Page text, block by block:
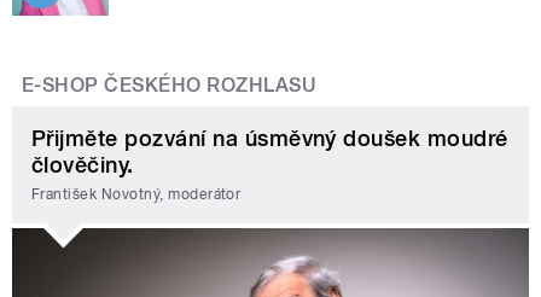
E-SHOP ČESKÉHO ROZHLASU
Přijměte pozvání na úsměvný doušek moudré
člověčiny.
František Novotný, moderátor